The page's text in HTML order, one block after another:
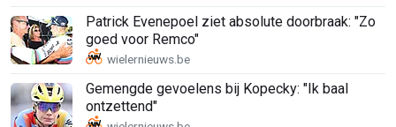
Patrick Evenepoel ziet absolute doorbraak: "Zo
goed voor Remco"
Gemengde gevoelens bij Kopecky: "Ik baal
ontzettend"